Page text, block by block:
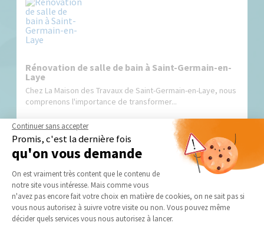
Rénovation de salle de bain à Saint-Germain-en-
Laye
Chez La Maison des Travaux de Saint-Germain-en-Laye, nous
comprenons l'importance de transformer...
Quelles étapes préalables suivre pour rénover
votre salle de bain, avec la Maison des Travaux de
Continuer sans accepter
Promis, c'est la dernière fois
qu'on vous demande
Plateforme de Gestion du
On est vraiment très content que le contenu de
notre site vous intéresse. Mais comme vous
n'avez pas encore fait votre choix en matière de cookies, on ne sait pas si
vous nous autorisez à suivre votre visite ou non. Vous pouvez même
décider quels services vous nous autorisez à lancer.
Axeptio consent